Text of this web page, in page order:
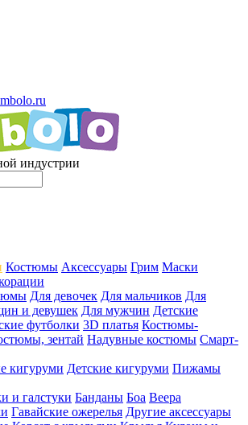
индустрии
Костюмы Аксессуары Грим Маски
Для девочек Для мальчиков Для
и девушек Для мужчин Детские
футболки 3D платья Костюмы-
зентай Надувные костюмы Смарт-
кигуруми Детские кигуруми Пижамы
и галстуки Банданы Боа Веера
Гавайские ожерелья Другие аксессуары